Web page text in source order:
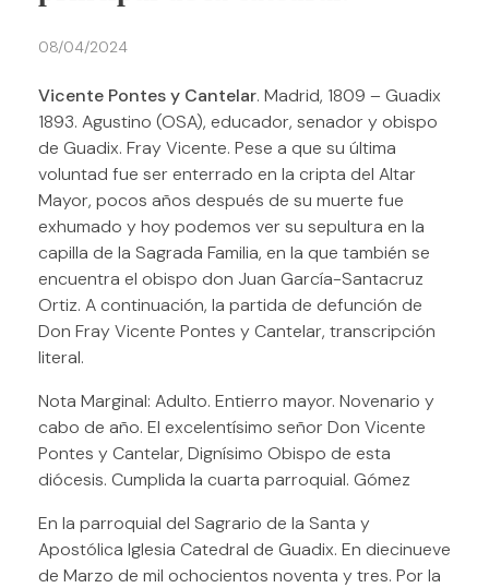
08/04/2024
Vicente Pontes y Cantelar. Madrid, 1809 – Guadix
1893. Agustino (OSA), educador, senador y obispo
de Guadix. Fray Vicente. Pese a que su última
voluntad fue ser enterrado en la cripta del Altar
Mayor, pocos años después de su muerte fue
exhumado y hoy podemos ver su sepultura en la
capilla de la Sagrada Familia, en la que también se
encuentra el obispo don Juan García-Santacruz
Ortiz. A continuación, la partida de defunción de
Don Fray Vicente Pontes y Cantelar, transcripción
literal.
Nota Marginal: Adulto. Entierro mayor. Novenario y
cabo de año. El excelentísimo señor Don Vicente
Pontes y Cantelar, Dignísimo Obispo de esta
diócesis. Cumplida la cuarta parroquial. Gómez
En la parroquial del Sagrario de la Santa y
Apostólica Iglesia Catedral de Guadix. En diecinueve
de Marzo de mil ochocientos noventa y tres. Por la